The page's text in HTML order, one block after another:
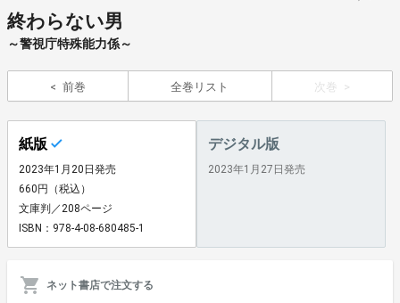
終わらない男
～警視庁特殊能力係～
前巻 全巻リスト 次巻
紙版
2023年1月20日発売
660円（税込）
文庫判／208ページ
ISBN：978-4-08-680485-1
デジタル版
2023年1月27日発売
ネット書店で注文する